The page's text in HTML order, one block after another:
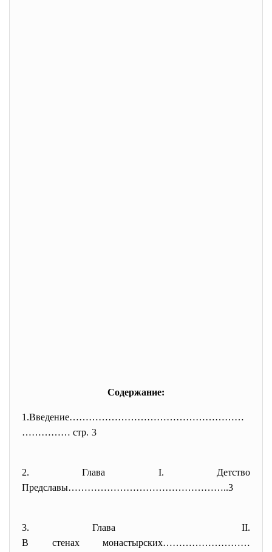
Содержание:
1.Введение………………………………………………
…………… стр. 3
2. Глава І. Детство
Предславы…………………………………………..3
3. Глава ІІ.
В стенах монастырских………………………